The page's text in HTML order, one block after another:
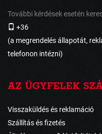
További kérdések esetén
+36
(a megrendelés állapotát,
telefonon intézni)
AZ ÜGYFELEK
Visszaküldés és reklamáció
Szállítás és fizetés